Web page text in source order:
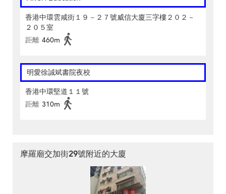
香港中環雲咸街１９－２７號威信大廈三字樓２０２－
２０５室
距離 460m
明愛徐誠斌書院夜校
香港中環堅道１１號
距離 310m
摩羅廟交加街29號附近的大廈